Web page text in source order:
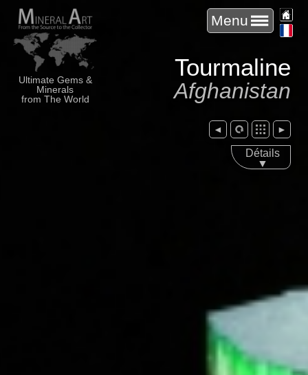
Ultimate Gems &
Minerals
from The World
Menu
Tourmaline
Afghanistan
►
◄
Détails
▼